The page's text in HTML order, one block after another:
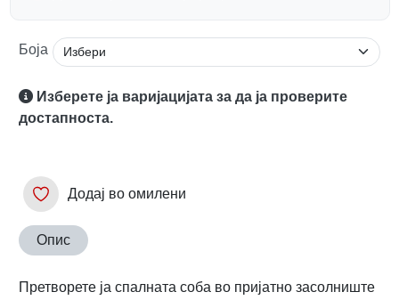
Боја
Изберете ја варијацијата за да ја проверите
достапноста.
Додај во омилени
Опис
Претворете ја спалната соба во пријатно засолниште